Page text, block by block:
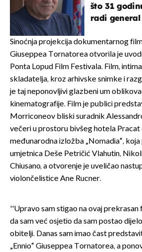
što 31
radi general
Sinoćnja projekcija dokumentarnog
Giuseppea Tornatorea otvorila je
Ponta Lopud Film Festivala. Film,
skladatelja, kroz arhivske snimke i
je taj neponovljivi glazbeni um
kinematografije. Film je publici
Morriconeov bliski suradnik
večeri u prostoru bivšeg hotela Pracat
međunarodna izložba „Nomadia“,
umjetnica Deše Petričić Vlahutin,
Chiusano, a otvorenje je uveličao
violončelistice Ane Rucner.
''Upravo sam stigao na ovaj
da sam već osjetio da sam postao
obitelji. Danas sam imao čast
„Ennio“ Giuseppea Tornatorea, a